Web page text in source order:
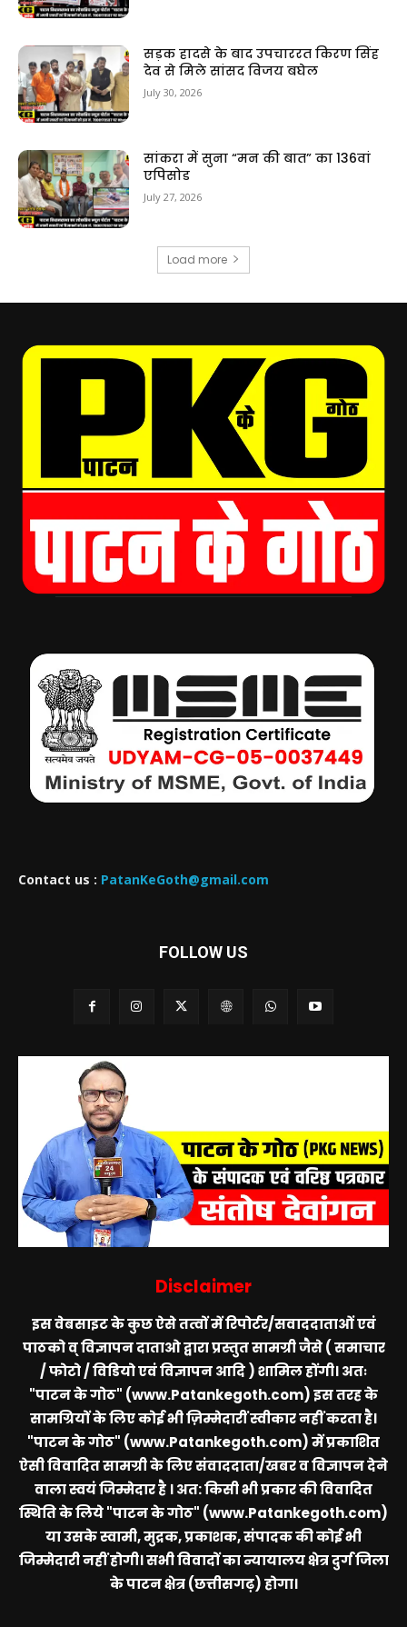
सड़क हादसे के बाद उपचाररत किरण सिंह
देव से मिले सांसद विजय बघेल
July 30, 2026
सांकरा में सुना “मन की बात” का 136वां
एपिसोड
July 27, 2026
Load more
Contact us : PatanKeGoth@gmail.com
FOLLOW US
Disclaimer
इस वेबसाइट के कुछ ऐसे तत्वों में रिपोर्टर/सवाददाताओं एवं
पाठको व् विज्ञापन दाताओ द्वारा प्रस्तुत सामग्री जैसे ( समाचार
/ फोटो / विडियो एवं विज्ञापन आदि ) शामिल होंगी। अतः
"पाटन के गोठ" (www.Patankegoth.com)इस तरह के
सामग्रियों के लिए कोई भी ज़िम्मेदारीं स्वीकार नहीं करता है।
"पाटन के गोठ" (www.Patankegoth.com)में प्रकाशित
ऐसी विवादित सामग्री के लिए संवाददाता/खबर व विज्ञापन देने
वाला स्वयं जिम्मेदार है । अत: किसी भी प्रकार की विवादित
स्थिति के लिये"पाटन के गोठ" (www.Patankegoth.com)
या उसके स्वामी, मुद्रक, प्रकाशक, संपादक की कोई भी
जिम्मेदारी नहीं होगी। सभी विवादों का न्यायालय क्षेत्र दुर्ग जिला
के पाटन क्षेत्र (छत्तीसगढ़) होगा।